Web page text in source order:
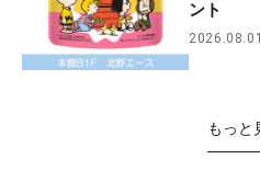
ント
2026.08.01
もっと